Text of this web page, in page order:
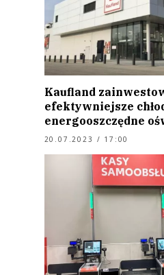
Kaufland
efektywniejsze
energooszczędne
20.07.2023 / 17:00